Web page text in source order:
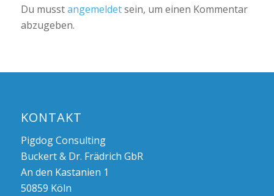
Du musstangemeldetsein, um einen Kommentar
abzugeben.
KONTAKT
Pigdog Consulting
Buckert & Dr. Frädrich GbR
An den Kastanien 1
50859 Köln